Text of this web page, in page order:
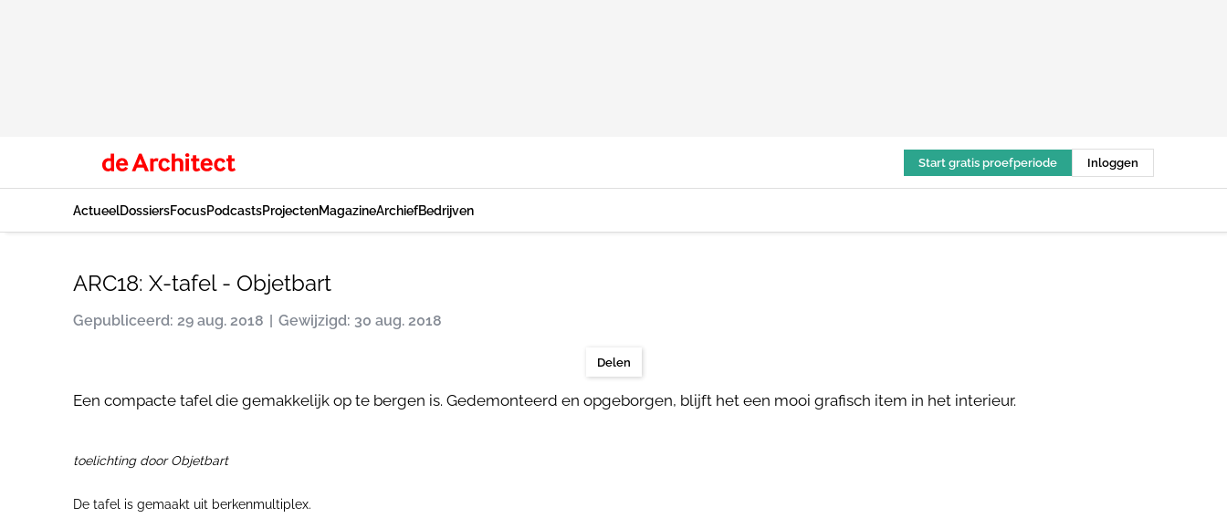
Start gratis proefperiode Inloggen
ActueelDossiersFocusPodcastsProjectenMagazineArchiefBedrijven
ARC18: X-tafel - Objetbart
Gepubliceerd: 29 aug. 2018 Gewijzigd: 30 aug. 2018
Delen
Een compacte tafel die gemakkelijk op te bergen is. Gedemonteerd en opgeborgen, blijft het een mooi grafisch item in het interieur.
toelichting door Objetbart
De tafel is gemaakt uit berkenmultiplex.